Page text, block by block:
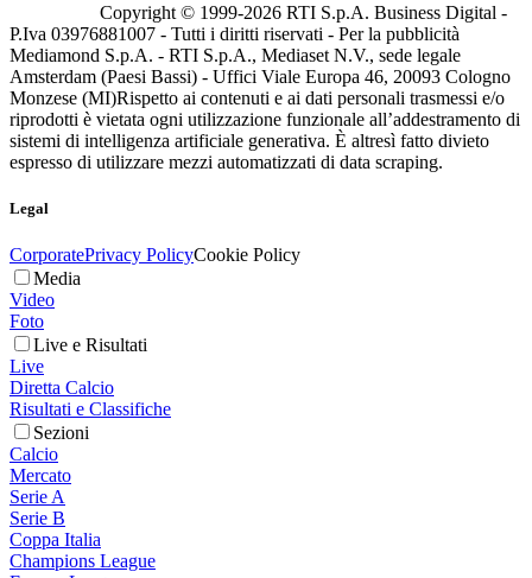
Copyright © 1999-2026 RTI S.p.A. Business Digital -
P.Iva 03976881007 - Tutti i diritti riservati - Per la pubblicità
Mediamond S.p.A. - RTI S.p.A., Mediaset N.V., sede legale
Amsterdam (Paesi Bassi) - Uffici Viale Europa 46, 20093 Cologno
Monzese (MI)Rispetto ai contenuti e ai dati personali trasmessi e/o
riprodotti è vietata ogni utilizzazione funzionale all’addestramento di
sistemi di intelligenza artificiale generativa. È altresì fatto divieto
espresso di utilizzare mezzi automatizzati di data scraping.
Legal
CorporatePrivacy PolicyCookie Policy
Media
Video
Foto
Live e Risultati
Live
Diretta Calcio
Risultati e Classifiche
Sezioni
Calcio
Mercato
Serie A
Serie B
Coppa Italia
Champions League